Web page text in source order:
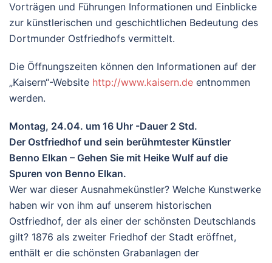
Vorträgen und Führungen Informationen und Einblicke
zur künstlerischen und geschichtlichen Bedeutung des
Dortmunder Ostfriedhofs vermittelt.
Die Öffnungszeiten können den Informationen auf der
„Kaisern“-Website http://www.kaisern.de entnommen
werden.
Montag, 24.04. um 16 Uhr -Dauer 2 Std.
Der Ostfriedhof und sein berühmtester Künstler
Benno Elkan – Gehen Sie mit Heike Wulf auf die
Spuren von Benno Elkan.
Wer war dieser Ausnahmekünstler? Welche Kunstwerke
haben wir von ihm auf unserem historischen
Ostfriedhof, der als einer der schönsten Deutschlands
gilt? 1876 als zweiter Friedhof der Stadt eröffnet,
enthält er die schönsten Grabanlagen der